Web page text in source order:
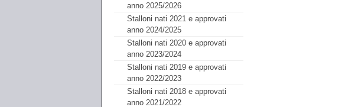
anno 2025/2026
Stalloni nati 2021 e approvati
anno 2024/2025
Stalloni nati 2020 e approvati
anno 2023/2024
Stalloni nati 2019 e approvati
anno 2022/2023
Stalloni nati 2018 e approvati
anno 2021/2022